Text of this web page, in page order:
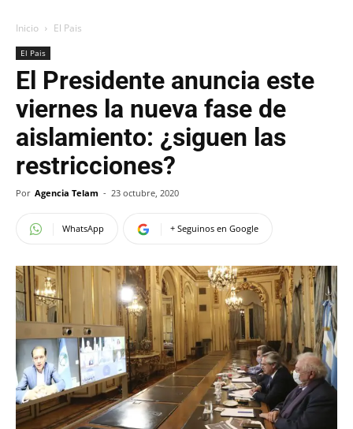
Inicio El Pais
El Pais
El Presidente anuncia este
viernes la nueva fase de
aislamiento: ¿siguen las
restricciones?
Por Agencia Telam - 23 octubre, 2020
WhatsApp + Seguinos en Google